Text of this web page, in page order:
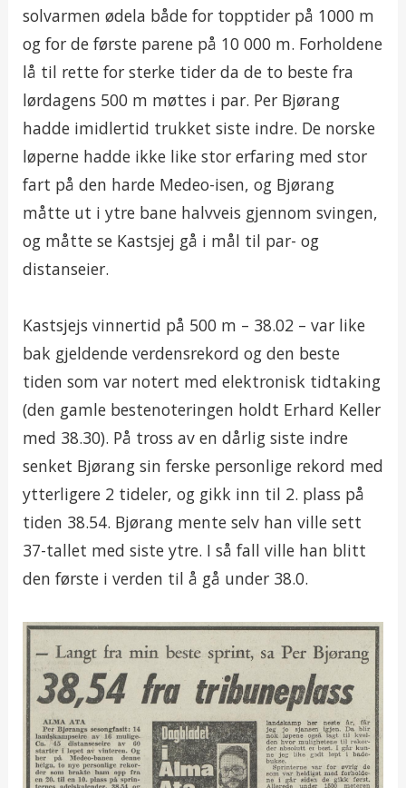
solvarmen ødela både for topptider på 1000 m
og for de første parene på 10 000 m. Forholdene
lå til rette for sterke tider da de to beste fra
lørdagens 500 m møttes i par. Per Bjørang
hadde imidlertid trukket siste indre. De norske
løperne hadde ikke like stor erfaring med stor
fart på den harde Medeo-isen, og Bjørang
måtte ut i ytre bane halvveis gjennom svingen,
og måtte se Kastsjej gå i mål til par- og
distanseier.
Kastsjejs vinnertid på 500 m – 38.02 – var like
bak gjeldende verdensrekord og den beste
tiden som var notert med elektronisk tidtaking
(den gamle bestenoteringen holdt Erhard Keller
med 38.30). På tross av en dårlig siste indre
senket Bjørang sin ferske personlige rekord med
ytterligere 2 tideler, og gikk inn til 2. plass på
tiden 38.54. Bjørang mente selv han ville sett
37-tallet med siste ytre. I så fall ville han blitt
den første i verden til å gå under 38.0.